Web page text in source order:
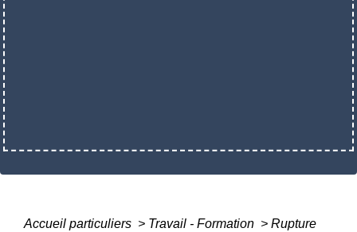
Accueil particuliers > Travail - Formation > Rupture